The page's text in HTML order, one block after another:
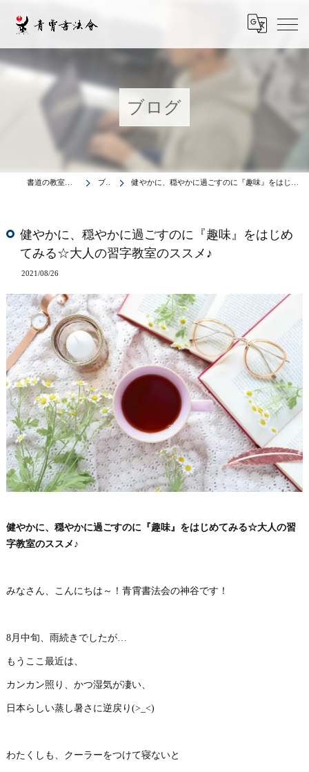
ブログ
書道の教室は青霄書法会 ブログ 健やかに、穏やかに過ごすのに『趣味』をはじめてみる☆大人の習字教室のススメ♪
健やかに、穏やかに過ごすのに『趣味』をはじめ
てみる☆大人の習字教室のススメ♪
2021/08/26
健やかに、穏やかに過ごすのに『趣味』をはじめてみる☆大人の習
字教室のススメ♪
みなさん、こんにちは～！青霄書法会の神谷です！
8月中旬、雨続きでしたが…
もうここ最近は、
カンカン照り、かつ湿気が凄い、
日本らしい蒸し暑さに逆戻り(>_<)
わたくしも、クーラーをつけて寝ないと